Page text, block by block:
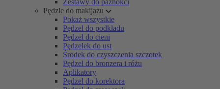
Zestawy do paznokci
Pędzle do makijażu
Pokaż wszystkie
Pędzel do podkładu
Pędzel do cieni
Pędzelek do ust
Środek do czyszczenia szczotek
Pędzel do bronzera i różu
Aplikatory
Pędzel do korektora